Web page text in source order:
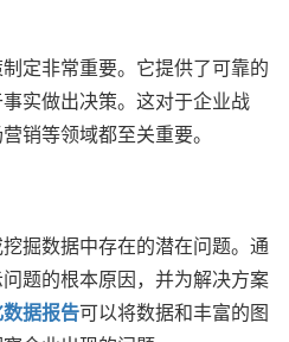
定非常重要。它提供了可靠的
实做出决策。这对于企业战
销等领域都至关重要。
掘数据中存在的潜在问题。通
题的根本原因，并为解决方案
据报告可以将数据和丰富的图